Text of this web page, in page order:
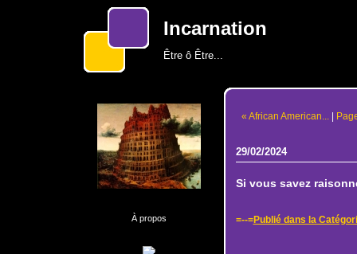
Incarnation
Être ô Être...
À propos
« African American... |
29/02/2024
Si vous savez
=--=Publié dans la